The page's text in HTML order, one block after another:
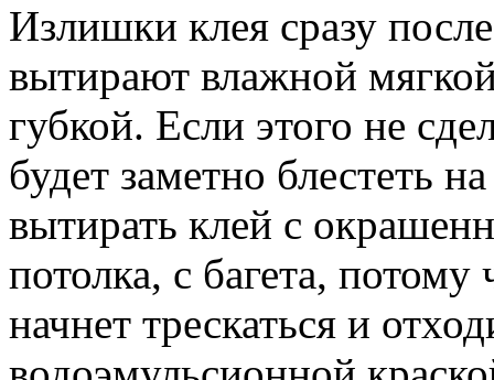
Излишки клея сразу
вытирают влажной
губкой. Если этого не
будет заметно блестеть
вытирать клей с
потолка, с багета,
начнет трескаться и